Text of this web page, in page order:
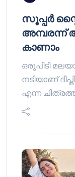
സൂപ്പർ
അമ്പരന്ന്
കാണാം
ഒരുപിടി
നടിയാണ്
എന്ന